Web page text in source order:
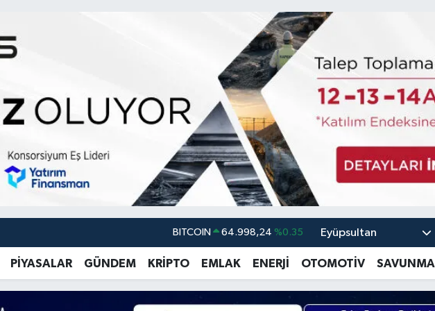
DOLAR 47,7436 %0.18
EURO 55,2510 %0.32
STERLİN 64,4811 %0.38
GRAM ALTIN 6660.55 %0.03
Eyüpsultan
PİYASALAR GÜNDEM KRİPTO EMLAK ENERJİ OTOMOTİV SAVUNMA